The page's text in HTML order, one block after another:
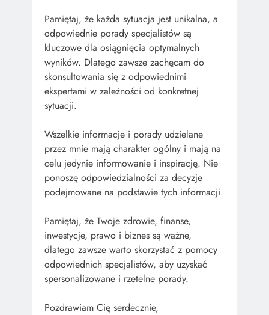
Pamiętaj, że każda sytuacja jest unikalna, a
odpowiednie porady specjalistów są
kluczowe dla osiągnięcia optymalnych
wyników. Dlatego zawsze zachęcam do
skonsultowania się z odpowiednimi
ekspertami w zależności od konkretnej
sytuacji.
Wszelkie informacje i porady udzielane
przez mnie mają charakter ogólny i mają na
celu jedynie informowanie i inspirację. Nie
ponoszę odpowiedzialności za decyzje
podejmowane na podstawie tych informacji.
Pamiętaj, że Twoje zdrowie, finanse,
inwestycje, prawo i biznes są ważne,
dlatego zawsze warto skorzystać z pomocy
odpowiednich specjalistów, aby uzyskać
spersonalizowane i rzetelne porady.
Pozdrawiam Cię serdecznie,